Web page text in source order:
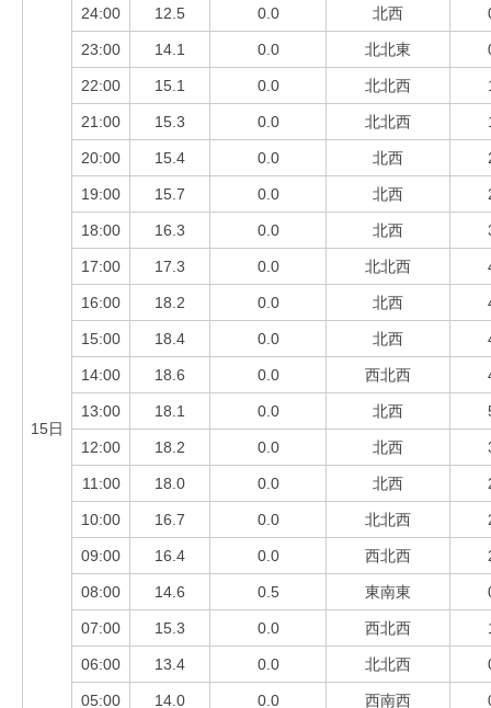
15日
24:00 12.5 0.0 北西
23:00 14.1 0.0 北北東
22:00 15.1 0.0 北北西
21:00 15.3 0.0 北北西
20:00 15.4 0.0 北西
19:00 15.7 0.0 北西
18:00 16.3 0.0 北西
17:00 17.3 0.0 北北西
16:00 18.2 0.0 北西
15:00 18.4 0.0 北西
14:00 18.6 0.0 西北西
13:00 18.1 0.0 北西
12:00 18.2 0.0 北西
11:00 18.0 0.0 北西
10:00 16.7 0.0 北北西
09:00 16.4 0.0 西北西
08:00 14.6 0.5 東南東
07:00 15.3 0.0 西北西
06:00 13.4 0.0 北北西
05:00 14.0 0.0 西南西